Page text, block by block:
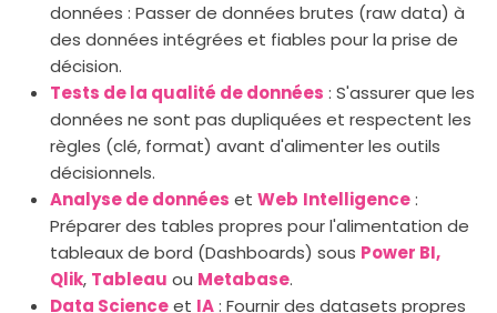
données : Passer de données brutes (raw data) à
des données intégrées et fiables pour la prise de
décision.
Tests de la qualité de données : S'assurer que les
données ne sont pas dupliquées et respectent les
règles (clé, format) avant d'alimenter les outils
décisionnels.
Analyse de données et Web Intelligence:
Préparer des tables propres pour l'alimentation de
tableaux de bord (Dashboards) sous Power BI,
Qlik, Tableau ou Metabase.
Data Scienceet IA: Fournir des datasets propres